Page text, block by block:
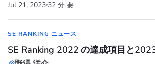
Jul 21, 2023 32 分 要
SE RANKING ニュース
SE Ranking 2022 の達成項目と